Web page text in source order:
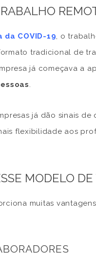
da COVID-19, o
tradicional de
já começava a
.
já dão sinais de
flexibilidade aos
MODELO
muitas